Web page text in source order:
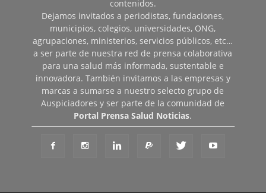
contenidos.
Dejamos invitados a periodistas, fundaciones,
municipios, colegios, universidades, ONG,
agrupaciones, ministerios, servicios públicos, etc…
a ser parte de nuestra red de prensa colaborativa
para una salud más informada, sustentable e
innovadora. También invitamos a las empresas y
marcas a sumarse a nuestro selecto grupo de
Auspiciadores y ser parte de la comunidad de
Portal Prensa Salud Noticias.